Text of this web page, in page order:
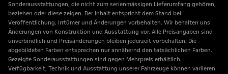
Sonderausstattungen, die nicht zum serienmässigen Lieferumfang gehören,
beziehen oder diese zeigen. Der Inhalt entspricht dem Stand bei
Veröffentlichung. Irrtümer und Änderungen vorbehalten. Wir behalten uns
Änderungen von Konstruktion und Ausstattung vor. Alle Preisangaben sind
unverbindlich und Preisänderungen bleiben jederzeit vorbehalten. Die
abgebildeten Farben entsprechen nur annähernd den tatsächlichen Farben.
Gezeigte Sonderausstattungen sind gegen Mehrpreis erhältlich.
Verfügbarkeit, Technik und Ausstattung unserer Fahrzeuge können variieren